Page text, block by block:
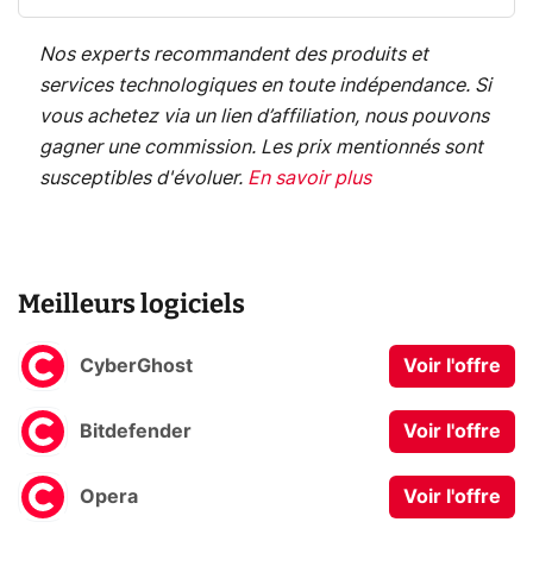
Nos experts recommandent des produits et
services technologiques en toute indépendance. Si
vous achetez via un lien d’affiliation, nous pouvons
gagner une commission. Les prix mentionnés sont
susceptibles d'évoluer. En savoir plus
Meilleurs logiciels
CyberGhost Voir l'offre
Bitdefender Voir l'offre
Opera Voir l'offre